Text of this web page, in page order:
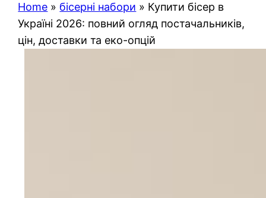
Home » бісерні набори » Купити бісер в
Україні 2026: повний огляд постачальників,
цін, доставки та еко-опцій